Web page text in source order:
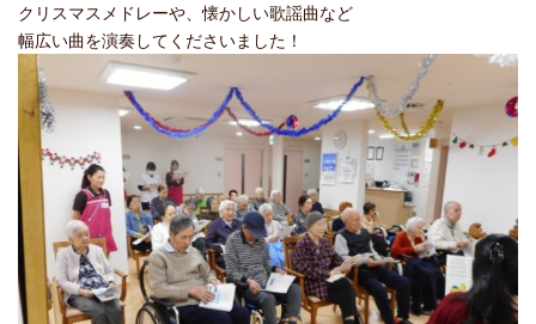
クリスマスメドレーや、懐かしい歌謡曲など
幅広い曲を演奏してくださいました！